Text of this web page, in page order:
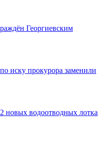
Георгиевским
иску прокурора заменили
новых водоотводных лотка